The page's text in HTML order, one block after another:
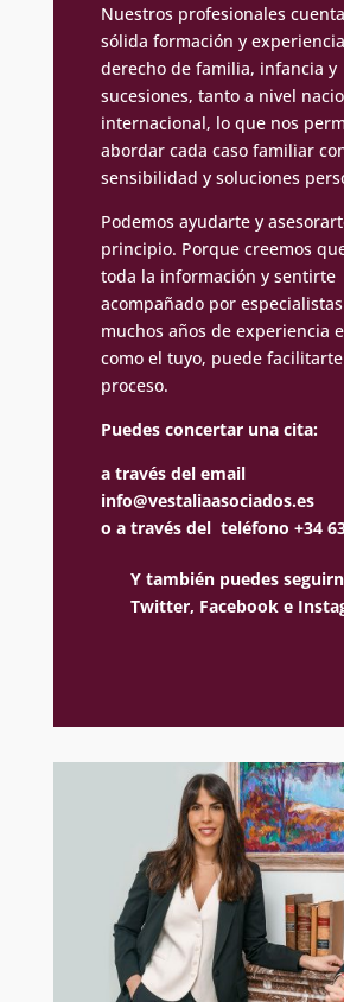
Nuestros profesionales
sólida formación y
derecho de familia, infancia y
sucesiones, tanto a nivel
internacional, lo que nos
abordar cada caso familiar
sensibilidad y soluciones
Podemos ayudarte y
principio. Porque creemos
toda la información y sentirte
acompañado por
muchos años de experiencia
como el tuyo, puede
proceso.
Puedes concertar una cita:
a través del email
info@vestaliaasociados.es
o a través del teléfono +34
Y también puedes
Twitter, Facebook e